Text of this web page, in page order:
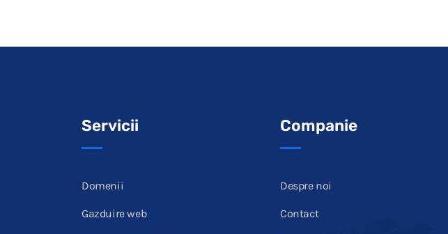
Servicii
Domenii
Gazduire web
Companie
Despre noi
Contact